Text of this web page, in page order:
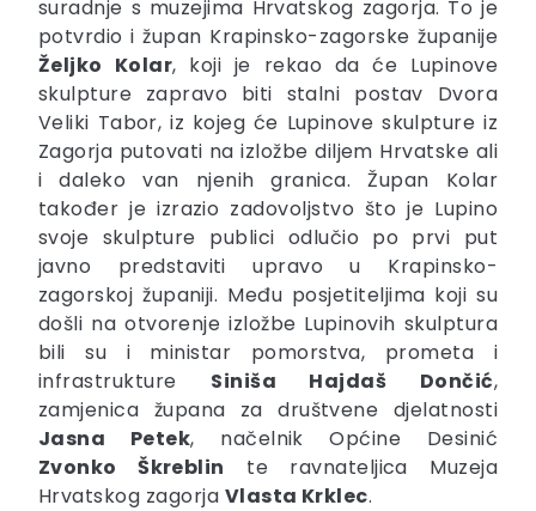
suradnje s muzejima Hrvatskog zagorja. To je
potvrdio i župan Krapinsko-zagorske županije
Željko Kolar, koji je rekao da će Lupinove
skulpture zapravo biti stalni postav Dvora
Veliki Tabor, iz kojeg će Lupinove skulpture iz
Zagorja putovati na izložbe diljem Hrvatske ali
i daleko van njenih granica. Župan Kolar
također je izrazio zadovoljstvo što je Lupino
svoje skulpture publici odlučio po prvi put
javno predstaviti upravo u Krapinsko-
zagorskoj županiji. Među posjetiteljima koji su
došli na otvorenje izložbe Lupinovih skulptura
bili su i ministar pomorstva, prometa i
infrastrukture Siniša Hajdaš Dončić,
zamjenica župana za društvene djelatnosti
Jasna Petek, načelnik Općine Desinić
Zvonko Škreblin te ravnateljica Muzeja
Hrvatskog zagorja Vlasta Krklec.